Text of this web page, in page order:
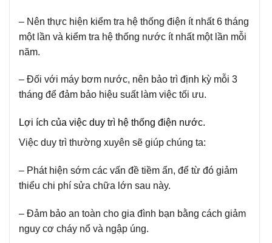
– Nên thực hiện kiểm tra hệ thống điện ít nhất 6 tháng
một lần và kiểm tra hệ thống nước ít nhất một lần mỗi
năm.
– Đối với máy bơm nước, nên bảo trì định kỳ mỗi 3
tháng để đảm bảo hiệu suất làm việc tối ưu.
Lợi ích của việc duy trì hệ thống điện nước.
Việc duy trì thường xuyên sẽ giúp chúng ta:
– Phát hiện sớm các vấn đề tiềm ẩn, để từ đó giảm
thiểu chi phí sửa chữa lớn sau này.
– Đảm bảo an toàn cho gia đình bạn bằng cách giảm
nguy cơ cháy nổ và ngập úng.